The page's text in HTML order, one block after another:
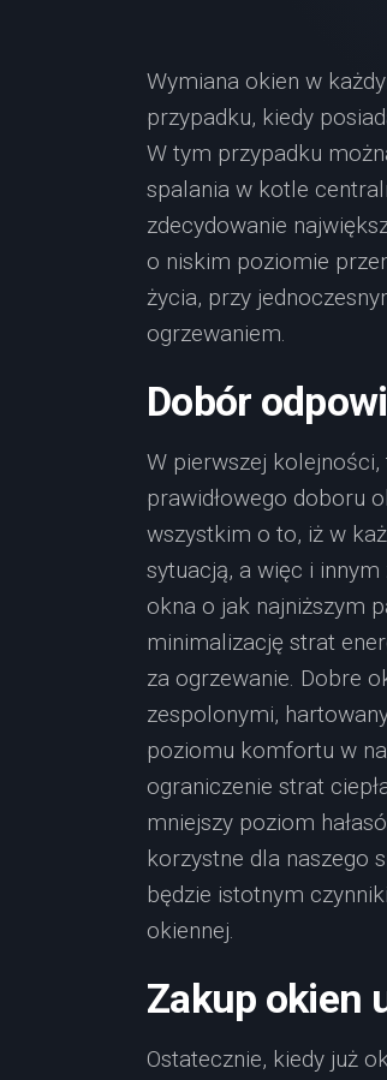
Wymiana okien w
przypadku, kiedy
W tym przypadku
spalania w kotle
zdecydowanie
o niskim poziomie
życia, przy
ogrzewaniem.
Dobór
W pierwszej
prawidłowego doboru
wszystkim o to, iż w
sytuacją, a więc i
okna o jak najniższym
minimalizację strat
za ogrzewanie. Dobre
zespolonymi,
poziomu komfortu w
ograniczenie strat
mniejszy poziom
korzystne dla naszego
będzie istotnym
okiennej.
Zakup okien
Ostatecznie, kiedy już